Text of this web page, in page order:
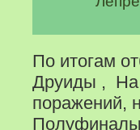
По итогам
Друиды , На
поражений,